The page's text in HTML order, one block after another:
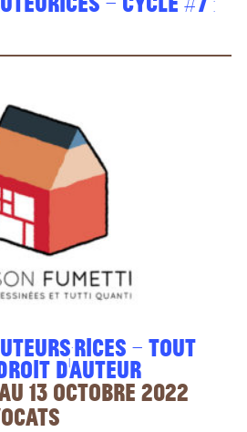
– Tout
d’auteur
13 octobre 2022